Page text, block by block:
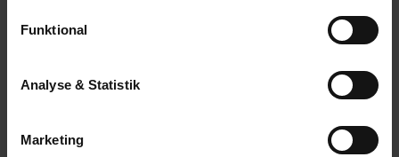
gewährleisten.
Für die Darstellung personalisierter Angebote, Anzeigen
und Inhalte aufgrund Ihres Nutzerverhaltens und Ihres
Zwecke zur Analyse und Optimierung unserer
Funktional
Analyse & Statistik
Marketing
14 day return policy
100% Made in